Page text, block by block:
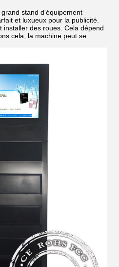
stand d'équipement
et luxueux pour la publicité.
installer des roues. Cela dépend
cela, la machine peut se